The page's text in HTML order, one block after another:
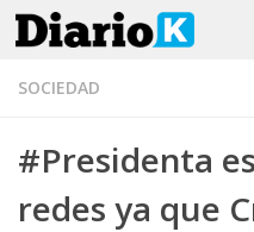
Saltar al contenido
SOCIEDAD
#Presidenta
redes ya que